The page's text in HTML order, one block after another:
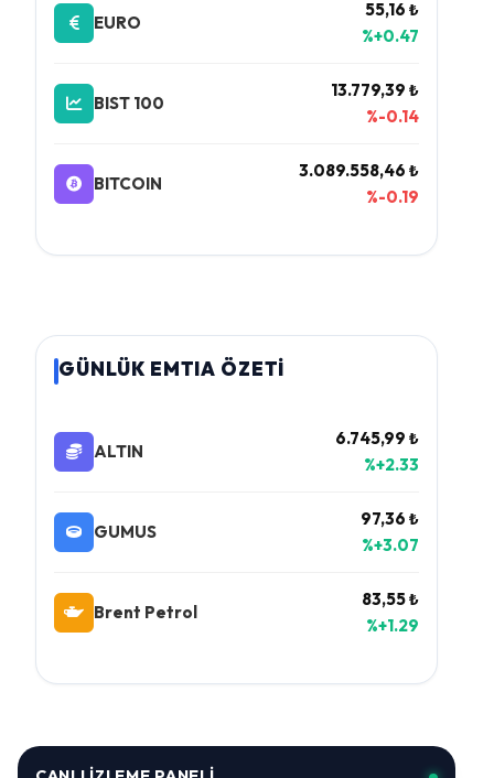
EURO
55,16 ₺
%+0.47
BIST 100
13.779,39 ₺
%-0.14
BITCOIN
3.089.558,46 ₺
%-0.19
GÜNLÜK EMTIA ÖZETİ
ALTIN
6.745,99 ₺
%+2.33
GUMUS
97,36 ₺
%+3.07
Brent Petrol
83,55 ₺
%+1.29